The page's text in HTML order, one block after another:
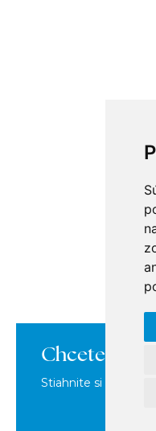
Chcete sa o
Stiahnite si našu